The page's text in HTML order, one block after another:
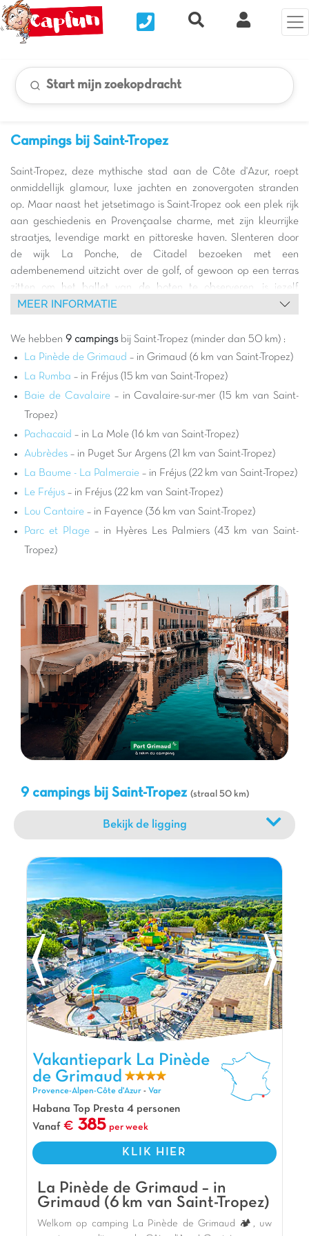
Nous contacterRecherche rapide
Mijn Clix
Start mijn zoekopdracht
Campings bij Saint-Tropez
Saint-Tropez, deze mythische stad aan de Côte d'Azur, roept
onmiddellijk glamour, luxe jachten en zonovergoten stranden
op. Maar naast het jetsetimago is Saint-Tropez ook een plek rijk
aan geschiedenis en Provençaalse charme, met zijn kleurrijke
straatjes, levendige markt en pittoreske haven. Slenteren door
de wijk La Ponche, de Citadel bezoeken met een
adembenemend uitzicht over de golf, of gewoon op een terras
zitten om het ballet van de boten te observeren, is jezelf
onderdompelen in de unieke sfeer van deze iconische
de Var te verkennen en te genieten van een uitzonderlijke
mediterrane omgeving.
Kiezen voor een Capfun camping bij Saint-Tropez betekent het
kwaliteitsvolle familieaccommodatie. Onze campings zijn
ontworpen voor het geluk van iedereen, met spectaculaire
waterparken , glijbanen voor kinderen en volwassenen, en
verwarmde zwembaden om in elk seizoen van het zwemmen te
genieten. Na een dag de omgeving te hebben verkend of te
stacaravan en de gezelligheid van onze animatie terug. Het is
de garantie voor een geslaagde vakantie, waar iedereen zijn
eigen ritme vindt tussen culturele ontdekkingen, luieren en leuke
De regio rond Saint-Tropez barst van de activiteiten voor het
hele gezin. Naast de beroemde stranden van Pampelonne kunt
u meer geheime baaien ontdekken, watersporten beoefenen of
een boottocht maken langs de kustlijn. Het achterland van de
Var biedt ook prachtige mogelijkheden voor wandelingen en
bezoeken aan hooggelegen dorpjes zoals Gassin of
Ramatuelle, met adembenemende panorama's. Mis de
Provençaalse markt van Saint-Tropez niet om de lokale smaken
te proeven. Of u nu van cultuur, natuur of luieren houdt, een
verblijf op eenCapfun camping
bij Saint-Tropez belooft u
onvergetelijke herinneringen onder de mediterrane zon.
MEER INFORMATIE
We hebben 9 campingsbij Saint-Tropez (minder dan 50 km) :
La Pinède de Grimaud – in Grimaud (6 km van Saint-Tropez)
La Rumba – in Fréjus (15 km van Saint-Tropez)
Baie de Cavalaire – in Cavalaire-sur-mer (15 km van Saint-
Tropez)
Pachacaid – in La Mole (16 km van Saint-Tropez)
Aubrèdes – in Puget Sur Argens (21 km van Saint-Tropez)
La Baume - La Palmeraie – in Fréjus (22 km van Saint-Tropez)
Le Fréjus – in Fréjus (22 km van Saint-Tropez)
Lou Cantaire – in Fayence (36 km van Saint-Tropez)
Parc et Plage – in Hyères Les Palmiers (43 km van Saint-
Tropez)
9 campings bij Saint-Tropez (straal 50 km)
Vakantiepark La Pinède de Grimaud, Vakantiepark Provence-
Alpen-Côte d'Azur
Vakantiepark La Pinède
de Grimaud
Provence-Alpen-Côte d'Azur - Var
Habana Top Presta 4 personen
Vanaf
385 per week
KLIK HIER
La Pinède de Grimaud – in
Grimaud (6 km van Saint-Tropez)
Welkom op camping La Pinède de Grimaud 🏕️, uw
Bekijk de ligging